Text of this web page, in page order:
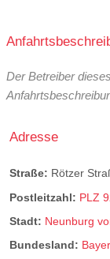
Der Betreiber
Adresse
Straße: Rötzer
Postleitzahl: PLZ
Stadt: Neunburg
Bundesland: